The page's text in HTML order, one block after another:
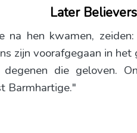
Later Believers
na hen kwamen,
zijn voorafgegaan in
die geloven.
Barmhartige."